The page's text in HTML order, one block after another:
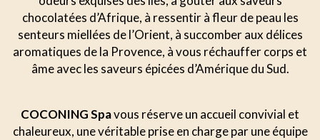
chocolatées d’Afrique, à ressentir à fleur de peau les
senteurs miellées de l’Orient, à succomber aux délices
aromatiques de la Provence, à vous réchauffer corps et
âme avec les saveurs épicées d’Amérique du Sud.
COCONING Spavous réserve un accueil convivial et
chaleureux, une véritable prise en charge par une équipe